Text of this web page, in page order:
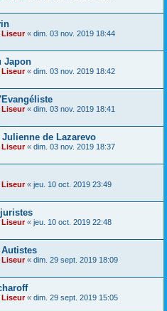
Liseur« dim. 03 nov. 2019 18:44
Japon
Liseur« dim. 03 nov. 2019 18:42
Liseur« dim. 03 nov. 2019 18:41
de Lazarevo
Liseur« dim. 03 nov. 2019 18:37
Liseur« jeu. 10 oct. 2019 23:49
Liseur« jeu. 10 oct. 2019 22:48
Liseur« dim. 29 sept. 2019 18:09
Liseur« dim. 29 sept. 2019 15:05